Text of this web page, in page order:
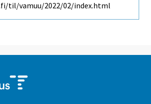
til/vamuu/2022/02/index.html